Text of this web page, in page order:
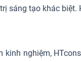
sáng tạo khác
kinh nghiệm,